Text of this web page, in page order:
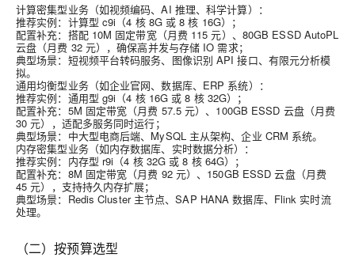
计算密集型业务（如视频编码、AI 推理、科学计算）：
推荐实例：计算型 c9i（4 核 8G 或 8 核 16G）；
配置补充：搭配 10M 固定带宽（月费 115 元）、80GB ESSD AutoPL
云盘（月费 32 元），确保高并发与存储 IO 需求；
典型场景：短视频平台转码服务、图像识别 API 接口、有限元分析模
拟。
通用均衡型业务（如企业官网、数据库、ERP 系统）：
推荐实例：通用型 g9i（4 核 16G 或 8 核 32G）；
配置补充：5M 固定带宽（月费 57.5 元）、100GB ESSD 云盘（月费
30 元），适配多服务同时运行；
典型场景：中大型电商后端、MySQL 主从架构、企业 CRM 系统。
内存密集型业务（如内存数据库、实时数据分析）：
推荐实例：内存型 r9i（4 核 32G 或 8 核 64G）；
配置补充：8M 固定带宽（月费 92 元）、150GB ESSD 云盘（月费
45 元），支持持久内存扩展；
典型场景：Redis Cluster 主节点、SAP HANA 数据库、Flink 实时流
处理。
（二）按预算选型